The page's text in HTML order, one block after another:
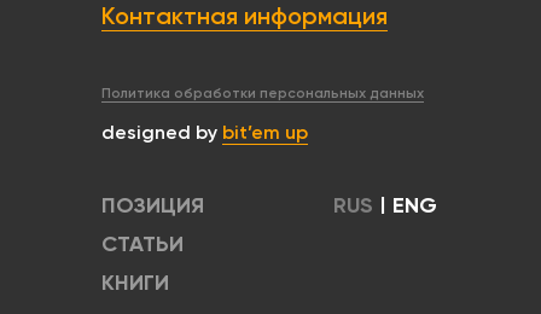
Контактная информация
Политика обработки персональных данных
designed by bit’em up
ПОЗИЦИЯ
СТАТЬИ
КНИГИ
RUS | ENG